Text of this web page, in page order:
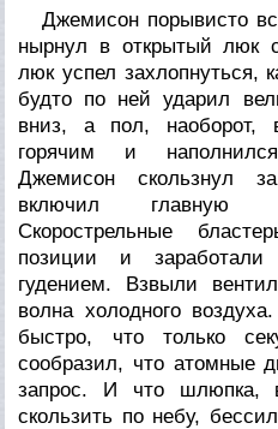
Джемисон порывисто
нырнул в открытый люк
люк успел захлопнуться,
будто по ней ударил
вниз, а пол, наоборот,
горячим и
Джемисон скользнул
включил главную
Скорострельные
позиции и
гудением. Взвыли
волна холодного
быстро, что только
сообразил, что атомные
запрос. И что шлюпка,
скользить по небу,